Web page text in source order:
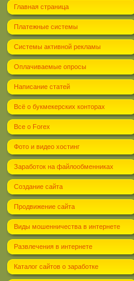
Главная страница
Платежные системы
Системы активной рекламы
Оплачиваемые опросы
Написание статей
Всё о букмекерских конторах
Все о Forex
Фото и видео хостинг
Заработок на файлообменниках
Создание сайта
Продвижение сайта
Виды мошенничества в интернете
Развлечения в интернете
Каталог сайтов о заработке